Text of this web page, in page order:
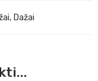
, Dažai